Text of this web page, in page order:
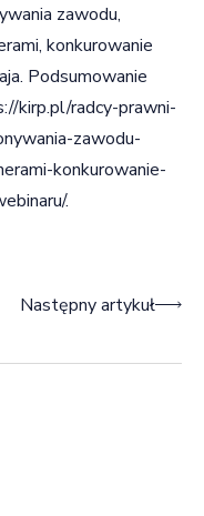
zawodu,
konkurowanie
Podsumowanie
kirp.pl/radcy-prawni-
zawodu-
konkurowanie-
.
Następny artykuł